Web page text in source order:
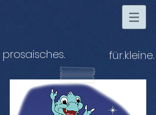
prosaisches. für.kleine.